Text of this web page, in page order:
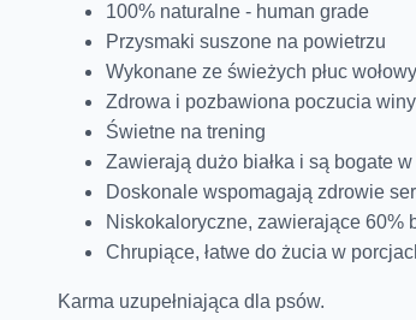
100% naturalne - human grade
Przysmaki suszone na powietrzu
Wykonane ze świeżych płuc
Zdrowa i pozbawiona poczucia
Świetne na trening
Zawierają dużo białka i są bogate
Doskonale wspomagają zdrowie
Niskokaloryczne, zawierające 60%
Chrupiące, łatwe do żucia w
Karma uzupełniająca dla psów.